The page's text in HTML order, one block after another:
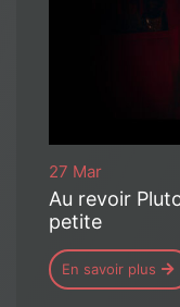
27 Mar
Au revoir
petite
En savoir plus